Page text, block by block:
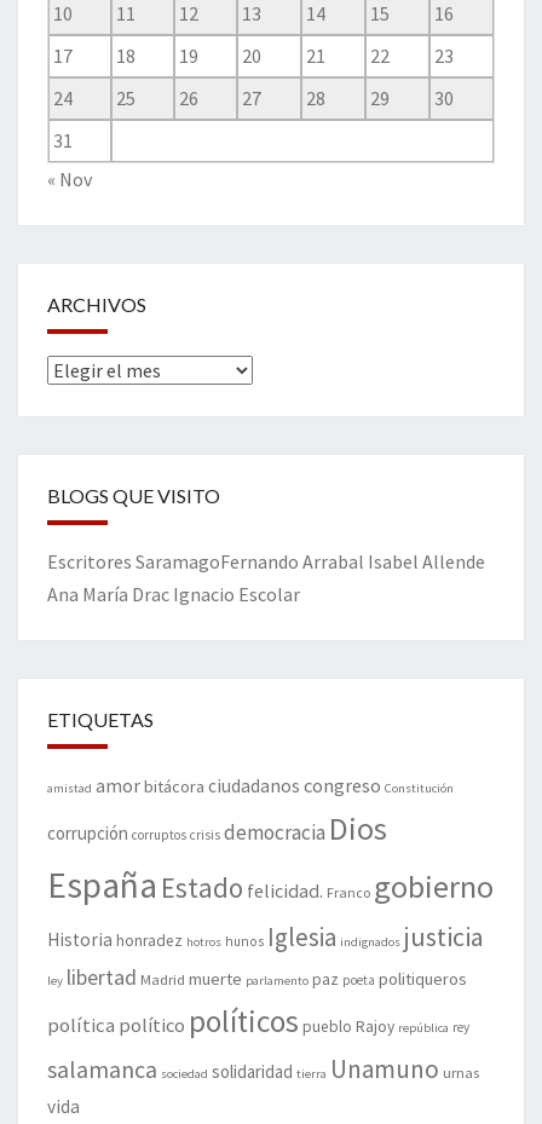
10
11 12 13 14 15
16
17
18 19 20 21 22
23
24
25 26 27 28 29
30
31
« Nov
ARCHIVOS
Archivos
BLOGS QUE VISITO
Escritores SaramagoFernando Arrabal Isabel Allende
Ana María Drac Ignacio Escolar
ETIQUETAS
amistad amorbitácora ciudadanos congreso Constitución
corrupción corruptos crisis democracia Dios
España Estado felicidad. Franco gobierno
Historia honradez hotros hunos Iglesia indignados justicia
ley libertad Madrid muerte parlamento paz poeta politiqueros
política político políticos pueblo Rajoy república rey
salamanca sociedad solidaridad tierra Unamuno urnas
vida